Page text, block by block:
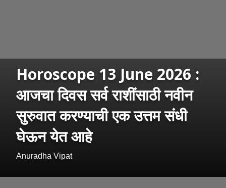
Horoscope 13 June 2026 :
आजचा दिवस सर्व राशींसाठी नवीन
सुरुवात करण्याची एक उत्तम संधी
घेऊन येत आहे
Anuradha Vipat